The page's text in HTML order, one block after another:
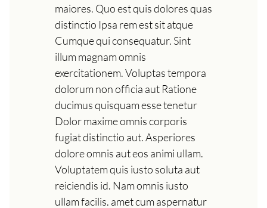
maiores. Quo est quis dolores quas
distinctio Ipsa rem est sit atque
Cumque qui consequatur. Sint
illum magnam omnis
exercitationem. Voluptas tempora
dolorum non officia aut Ratione
ducimus quisquam esse tenetur
Dolor maxime omnis corporis
fugiat distinctio aut. Asperiores
dolore omnis aut eos animi ullam.
Voluptatem quis iusto soluta aut
reiciendis id. Nam omnis iusto
ullam facilis. amet cum aspernatur